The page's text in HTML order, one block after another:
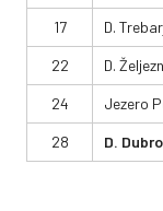
17 D.
22 D.
24 Jezero
28 D.